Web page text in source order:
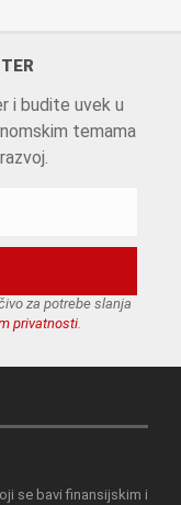
i budite uvek u
temama
za potrebe slanja
privatnosti.
se bavi finansijskim i